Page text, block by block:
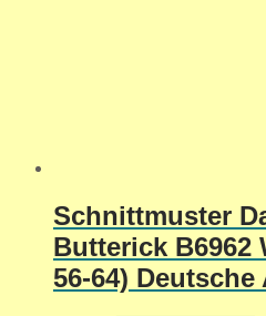
Schnittmuster
Butterick B6962
56-64)